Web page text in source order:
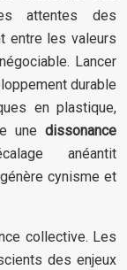
attentes des
entre les valeurs
Lancer
durable
en plastique,
une dissonance
anéantit
cynisme et
collective. Les
des enjeux